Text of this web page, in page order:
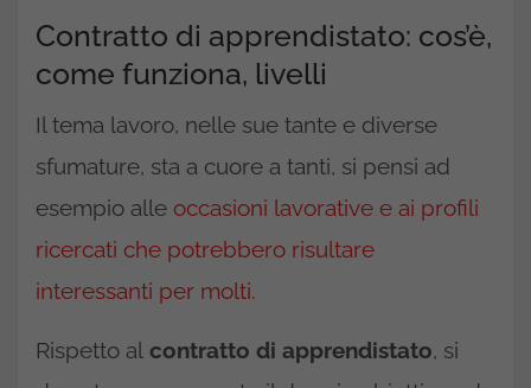
Contratto di apprendistato: cos’è,
come funziona, livelli
Il tema lavoro, nelle sue tante e diverse
sfumature, sta a cuore a tanti, si pensi ad
esempio alle occasioni lavorative e ai profili
ricercati che potrebbero risultare
interessanti per molti.
Rispetto al contratto di apprendistato, si